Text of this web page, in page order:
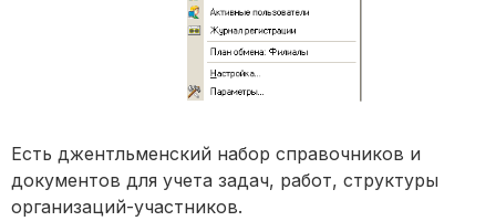
Есть джентльменский набор справочников и
документов для учета задач, работ, структуры
организаций-участников.